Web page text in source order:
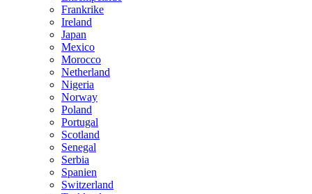
Frankrike
Ireland
Japan
Mexico
Morocco
Netherland
Nigeria
Norway
Poland
Portugal
Scotland
Senegal
Serbia
Spanien
Switzerland